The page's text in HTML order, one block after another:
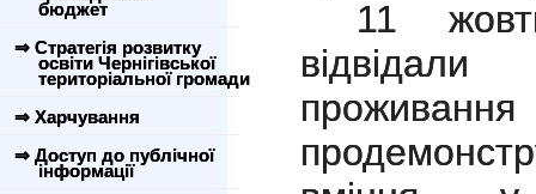
бюджет
⇒ Стратегія розвитку
освіти Чернігівської
територіальної громади
⇒ Харчування
⇒ Доступ до публічної
інформації
11